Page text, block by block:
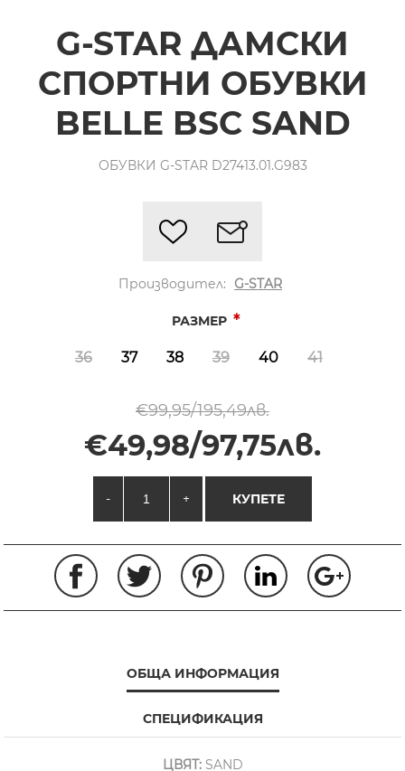
G-STAR ДАМСКИ
СПОРТНИ ОБУВКИ
BELLE BSC SAND
ОБУВКИ G-STAR D27413.01.G983
Производител: G-STAR
РАЗМЕР *
36 37 38 39 40 41
€99,95/195,49лв.
€49,98/97,75лв.
- + КУПЕТЕ
ОБЩА ИНФОРМАЦИЯ
СПЕЦИФИКАЦИЯ
ЦВЯТ:SAND